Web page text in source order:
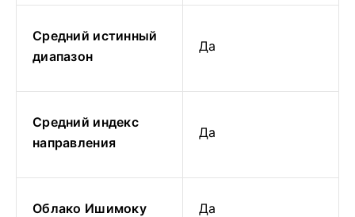
Средний истинный
диапазон
Да
Средний индекс
направления
Да
Облако Ишимоку Да